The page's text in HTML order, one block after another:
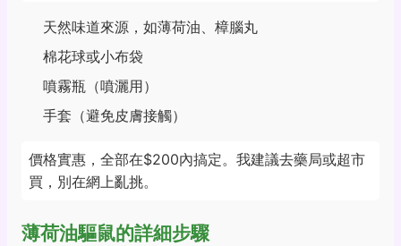
天然味道來源，如薄荷油、樟腦丸
棉花球或小布袋
噴霧瓶（噴灑用）
手套（避免皮膚接觸）
價格實惠，全部在$200內搞定。我建議去藥局或超市
買，別在網上亂挑。
薄荷油驅鼠的詳細步驟